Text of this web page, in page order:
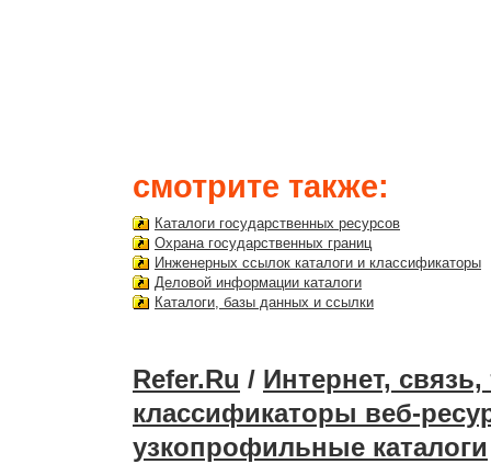
смотрите также:
Каталоги государственных ресурсов
Охрана государственных границ
Инженерных ссылок каталоги и классификаторы
Деловой информации каталоги
Каталоги, базы данных и ссылки
Refer.Ru / Интернет,
классификаторы веб-
узкопрофильные каталоги